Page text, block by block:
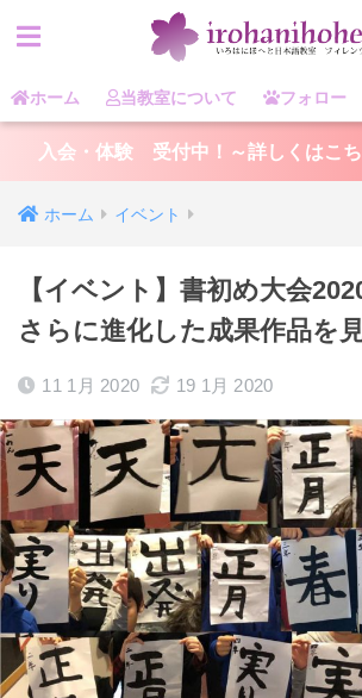
ホーム 当教室について フォロー
入会・体験 受付中！～詳しくはこ
ホーム イベント
【イベント】書初め大会
さらに進化した成果作品を
11 1月 2020 19 1月 2020